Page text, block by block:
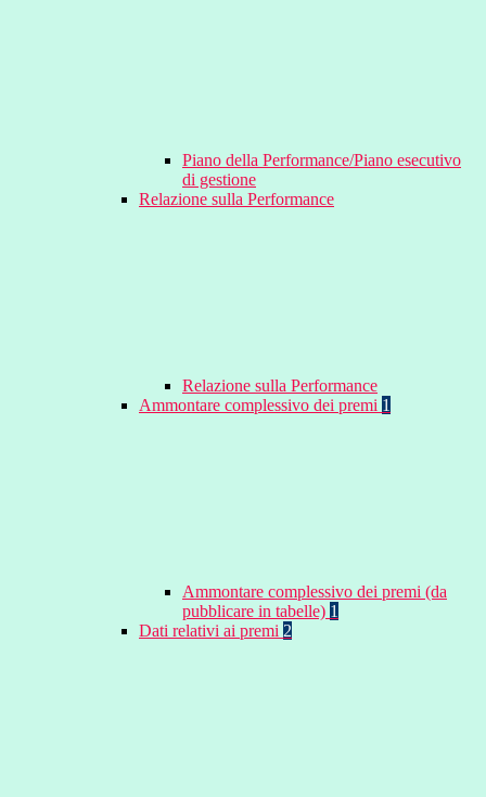
Piano della Performance/Piano esecutivo
di gestione
Relazione sulla Performance
Relazione sulla Performance
Ammontare complessivo dei premi 1
Ammontare complessivo dei premi (da
pubblicare in tabelle) 1
Dati relativi ai premi 2